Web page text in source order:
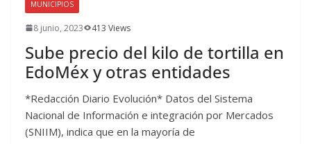
MUNICIPIOS
8 junio, 2023 413 Views
Sube precio del kilo de tortilla en
EdoMéx y otras entidades
*Redacción Diario Evolución* Datos del Sistema
Nacional de Información e integración por Mercados
(SNIIM), indica que en la mayoría de